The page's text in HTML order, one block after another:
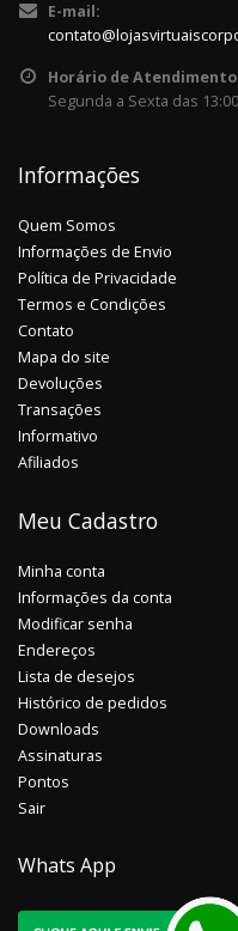
E-mail:
Horário de Atendimento
Segunda a Sexta das
Informações
Quem Somos
Informações de Envio
Política de Privacidade
Termos e Condições
Contato
Mapa do site
Devoluções
Transações
Informativo
Afiliados
Meu Cadastro
Minha conta
Informações da conta
Modificar senha
Endereços
Lista de desejos
Histórico de pedidos
Downloads
Assinaturas
Pontos
Sair
Whats App